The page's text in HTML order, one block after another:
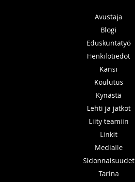
Avustaja
Blogi
Eduskuntatyö
Henkilötiedot
Kansi
Koulutus
Kynästä
Lehti ja jatkot
Liity teamiin
Linkit
Medialle
Sidonnaisuudet
Tarina